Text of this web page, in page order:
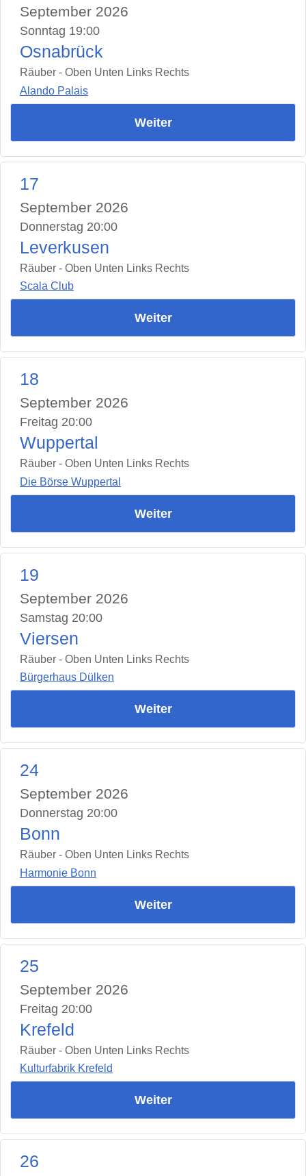
September 2026
Sonntag 19:00
Osnabrück
Räuber - Oben Unten Links Rechts
Alando Palais
Weiter
17
September 2026
Donnerstag 20:00
Leverkusen
Räuber - Oben Unten Links Rechts
Scala Club
Weiter
18
September 2026
Freitag 20:00
Wuppertal
Räuber - Oben Unten Links Rechts
Die Börse Wuppertal
Weiter
19
September 2026
Samstag 20:00
Viersen
Räuber - Oben Unten Links Rechts
Bürgerhaus Dülken
Weiter
24
September 2026
Donnerstag 20:00
Bonn
Räuber - Oben Unten Links Rechts
Harmonie Bonn
Weiter
25
September 2026
Freitag 20:00
Krefeld
Räuber - Oben Unten Links Rechts
Kulturfabrik Krefeld
Weiter
26